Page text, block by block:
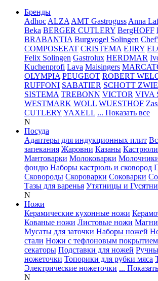
Бренды
Adhoc ALZA AMT Gastroguss Anna
Beka BERGER CUTLERY BergHOFF
BRABANTIA Burgvogel Solingen
COMPOSEEAT CRISTEMA EJIRY
Felix Solingen Gastrolux HERDMAR
Kuchenprofi Lava Maisingers
OLYMPIA PEUGEOT ROBERT
RUFFONI SABATIER SCHOTT
SISTEMA TREBONN VICTOR VIVA
WESTMARK WOLL WUESTHOF
CUTLERYYAXELL ... Показать все
N
Посуда
Адаптеры для индукционных плит
запекания Жаровни Казаны Кастрюли
Мантоварки Молоковарки
фондю Наборы кастрюль и сковород
Сковороды Скороварки Соковарки
Тазы для варенья Утятницы и
N
Ножи
Керамические кухонные ножи
Кованые ножи Листовые ножи
Мусаты для заточки Наборы ножей
стали Ножи с тефлоновым покрытием
секаторы Подставки для ножей
ножеточки Топорики для рубки мяса
Электрические ножеточки ...
N